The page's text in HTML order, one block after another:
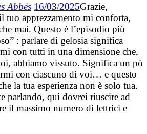
Abbés 16/03/2025Grazie,
tuo apprezzamento mi conforta,
mai. Questo è l’episodio più
: parlare di gelosia significa
con tutti in una dimensione che,
abbiamo vissuto. Significa un pò
con ciascuno di voi… e questo
la tua esperienza non è solo tua.
parlando, qui dovrei riuscire ad
il massimo numero di lettrici e